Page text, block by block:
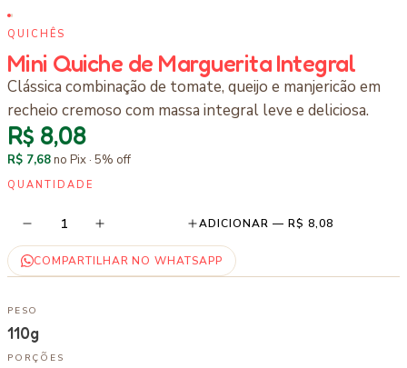
QUICHÊS
Mini Quiche de Marguerita Integral
Clássica combinação de tomate, queijo e manjericão em
recheio cremoso com massa integral leve e deliciosa.
R$ 8,08
R$ 7,68no Pix · 5% off
QUANTIDADE
1 ADICIONAR — R$ 8,08
COMPARTILHAR NO WHATSAPP
PESO
110g
PORÇÕES